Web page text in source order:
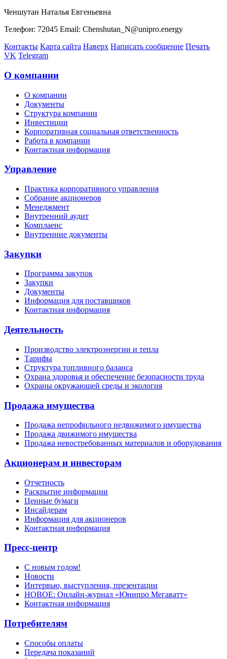
Ченшутан Наталья Евгеньевна
Телефон: 72045 Email: Chenshutan_N@unipro.energy
Контакты Карта сайта Наверх Написать сообщение Печать
VK Telegram
О компании
О компании
Документы
Структура компании
Инвестиции
Корпоративная социальная ответственность
Работа в компании
Контактная информация
Управление
Практика корпоративного управления
Собрание акционеров
Менеджмент
Внутренний аудит
Комплаенс
Внутренние документы
Закупки
Программа закупок
Закупки
Документы
Информация для поставщиков
Контактная информация
Деятельность
Производство электроэнергии и тепла
Тарифы
Структура топливного баланса
Охрана здоровья и обеспечение безопасности труда
Охраны окружающей среды и экология
Продажа имущества
Продажа непрофильного недвижимого имущества
Продажа движимого имущества
Продажа невостребованных материалов и оборудования
Акционерам и инвесторам
Отчетность
Раскрытие информации
Ценные бумаги
Инсайдерам
Информация для акционеров
Контактная информация
Пресс-центр
С новым годом!
Новости
Интервью, выступления, презентации
НОВОЕ: Онлайн-журнал «Юнипро Мегаватт»
Контактная информация
Потребителям
Способы оплаты
Передача показаний